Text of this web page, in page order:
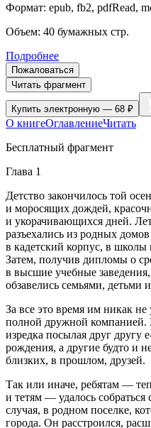
Формат: epub, fb2, pdfRead,
Объем: 40 бумажных стр.
Подробнее
Пожаловаться
Читать фрагмент
Купить электронную — 68 ₽
О книгеОглавлениеЧитать
Бесплатный фрагмент
Глава 1
Детство закончилось той
и моросящих дождей,
и укорачивающихся дней.
разъехались из родных
в кадетский корпус, в школы
Затем, получив дипломы о
в высшие учебные
обзавелись семьями, детьми
За все это время им никак не
полной дружной компанией.
изредка посылая друг другу
рождения, а другие будто и
близких, в прошлом, друзей.
Так или иначе, ребятам —
и тетям — удалось собраться
случая, в родном поселке,
города. Он расстроился,